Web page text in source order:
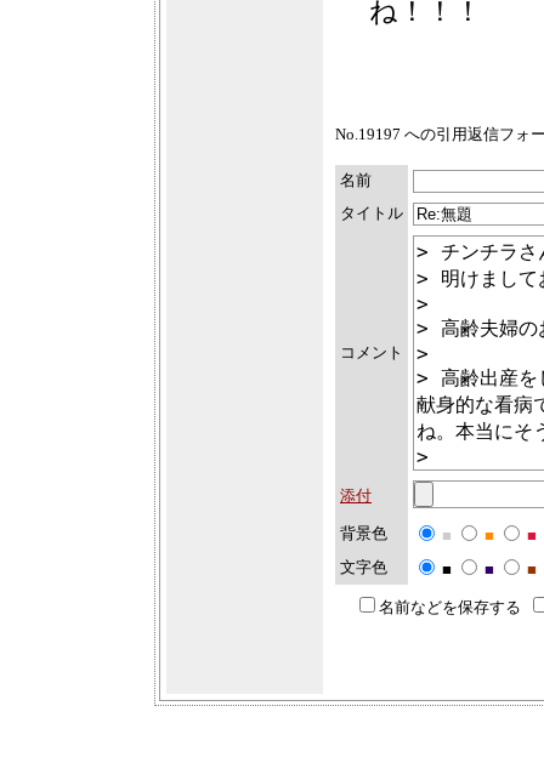
ね！！！
No.19197 への引用返信フォ
名前
タイトル
コメント
添付
背景色 ■ ■
■
文字色
■ ■ ■
名前などを保存する